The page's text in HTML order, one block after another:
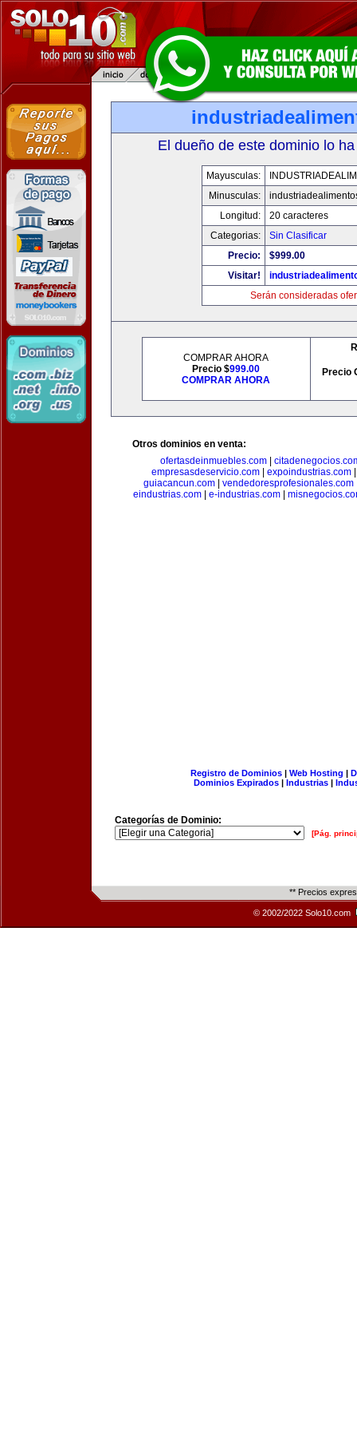
El dueño de este dominio lo
Mayusculas:
Minusculas:
Longitud:
20 caracteres
Categorias:
Sin Clasificar
Precio:
$999.00
Visitar!
Serán consideradas
COMPRAR AHORA
Precio $999.00
COMPRAR AHORA
Precio
Otros dominios en venta:
ofertasdeinmuebles.com
empresasdeservicio.com
expoindustrias.com
guiacancun.com| vendedoresprofesionales.com
eindustrias.com
e-industrias.com
Registro de Dominios| Web Hosting |
Dominios Expirados | Industrias |
Categorías de Dominio:
[Pág.
** Precios
© 2002/2022 Solo10.com